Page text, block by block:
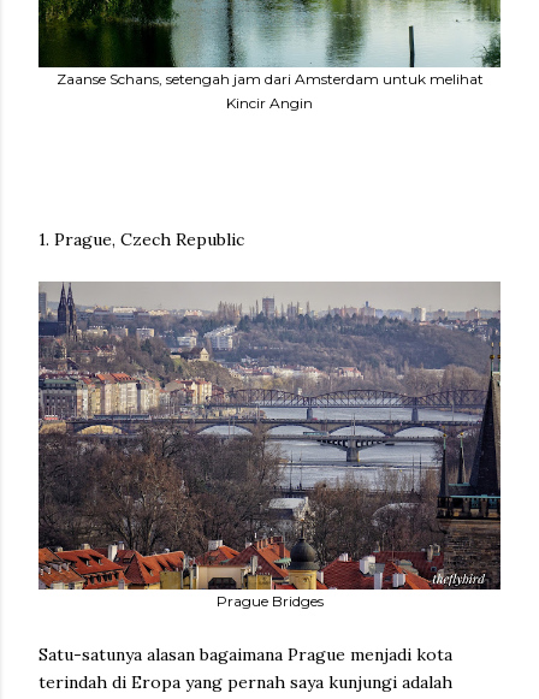
Zaanse Schans, setengah jam dari Amsterdam untuk melihat
Kincir Angin
1. Prague, Czech Republic
Prague Bridges
Satu-satunya alasan bagaimana Prague menjadi kota
terindah di Eropa yang pernah saya kunjungi adalah